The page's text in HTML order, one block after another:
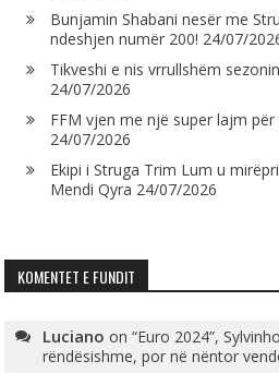
Bunjamin Shabani nesër me
ndeshjen numër 200! 24/07/
Tikveshi e nis vrrullshëm
24/07/2026
FFM vjen me një super lajm
24/07/2026
Ekipi i Struga Trim Lum u
Mendi Qyra 24/07/2026
KOMENTET E FUNDIT
Luciano on“Euro 2024”,
rëndësishme, por në nëntor